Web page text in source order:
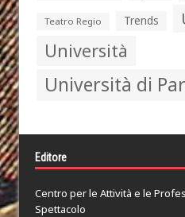
Teatro Regio Trends
Università
Università di
Editore
Centro per le Attività e le
Spettacolo